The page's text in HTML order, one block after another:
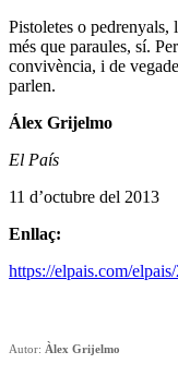
Pistoletes o pedrenyals,
més que paraules, sí.
convivència, i de
parlen.
Álex Grijelmo
El País
11 d’octubre del 2013
Enllaç:
https://elpais.com/
Autor: Àlex Grijelmo